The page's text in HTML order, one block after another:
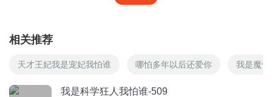
相关推荐
天才王妃我是宠妃我怕谁 哪怕多年以后还爱你 我是魔
我是科学狂人我怕谁-509